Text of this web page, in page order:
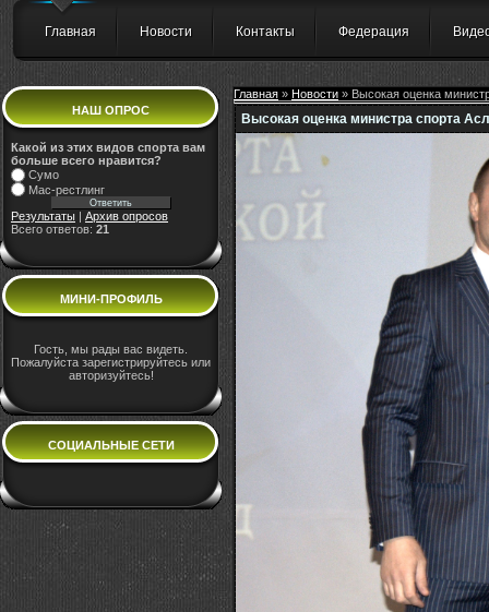
Главная Новости Контакты Федерация
НАШ ОПРОС
Какой из этих видов спорта вам
больше всего нравится?
Сумо
Мас-рестлинг
Результаты
Архив опросов
Всего ответов: 21
МИНИ-ПРОФИЛЬ
Гость, мы рады вас видеть.
Пожалуйста зарегистрируйтесь или
авторизуйтесь!
СОЦИАЛЬНЫЕ СЕТИ
Главная » Новости » Высокая оценка
Высокая оценка министра спорта